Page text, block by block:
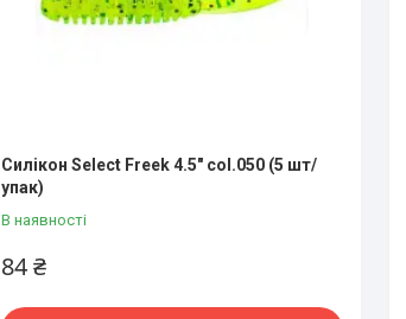
Силікон Select Freek 4.5" col.050 (5 шт/
упак)
В наявності
84 ₴